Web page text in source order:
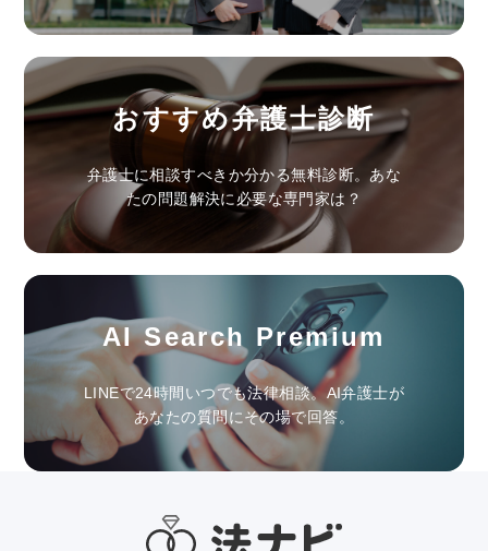
おすすめ弁護士診断
弁護士に相談すべきか分かる無料診断。あな
たの問題解決に必要な専門家は？
AI Search Premium
LINEで24時間いつでも法律相談。AI弁護士が
あなたの質問にその場で回答。